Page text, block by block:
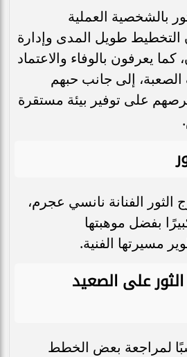
بالشخصية العملية
التخطيط طويل المدى وإدارة
كما يعرفون بالوفاء والاعتماد
إلى جانب حبهم
على توفير بيئة مستقرة
الفنانة نانسي عجرم،
بفضل موهبتها
مسيرتها الفنية.
على الصعيد
لمراجعة بعض الخطط